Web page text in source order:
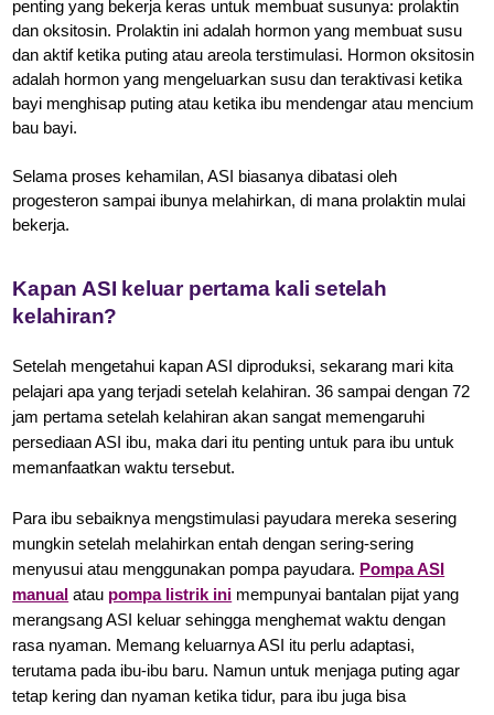
penting yang bekerja keras untuk membuat susunya: prolaktin
dan oksitosin. Prolaktin ini adalah hormon yang membuat susu
dan aktif ketika puting atau areola terstimulasi. Hormon oksitosin
adalah hormon yang mengeluarkan susu dan teraktivasi ketika
bayi menghisap puting atau ketika ibu mendengar atau mencium
bau bayi.
Selama proses kehamilan, ASI biasanya dibatasi oleh
progesteron sampai ibunya melahirkan, di mana prolaktin mulai
bekerja.
Kapan ASI keluar pertama kali setelah
kelahiran?
Setelah mengetahui kapan ASI diproduksi, sekarang mari kita
pelajari apa yang terjadi setelah kelahiran. 36 sampai dengan 72
jam pertama setelah kelahiran akan sangat memengaruhi
persediaan ASI ibu, maka dari itu penting untuk para ibu untuk
memanfaatkan waktu tersebut.
Para ibu sebaiknya mengstimulasi payudara mereka sesering
mungkin setelah melahirkan entah dengan sering-sering
menyusui atau menggunakan pompa payudara. Pompa ASI
manual atau pompa listrik ini mempunyai bantalan pijat yang
merangsang ASI keluar sehingga menghemat waktu dengan
rasa nyaman. Memang keluarnya ASI itu perlu adaptasi,
terutama pada ibu-ibu baru. Namun untuk menjaga puting agar
tetap kering dan nyaman ketika tidur, para ibu juga bisa